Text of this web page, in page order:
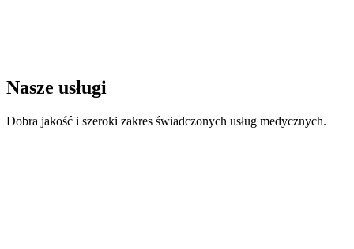
Nasze usługi
Dobra jakość i szeroki zakres świadczonych usług medycznych.